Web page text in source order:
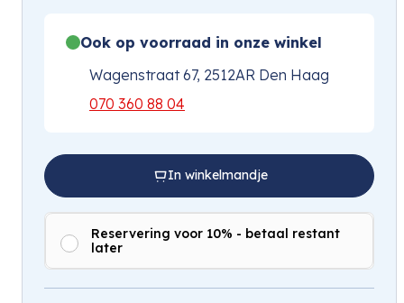
Ook op voorraad in onze winkel
Wagenstraat 67, 2512AR Den Haag
070 360 88 04
In winkelmandje
Reservering voor 10% - betaal restant
later